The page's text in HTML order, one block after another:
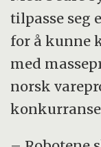
tilpasse seg
for å kunne
med
norsk